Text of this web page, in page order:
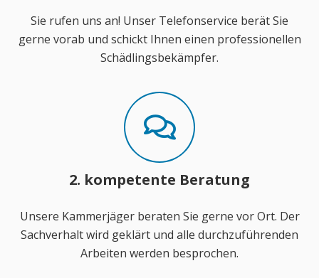
Sie rufen uns an! Unser Telefonservice berät Sie
gerne vorab und schickt Ihnen einen professionellen
Schädlingsbekämpfer.
2. kompetente Beratung
Unsere Kammerjäger beraten Sie gerne vor Ort. Der
Sachverhalt wird geklärt und alle durchzuführenden
Arbeiten werden besprochen.